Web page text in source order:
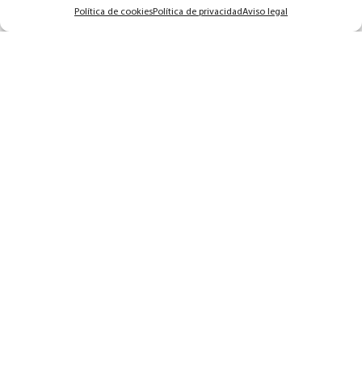
Política de cookiesPolítica de privacidadAviso legal